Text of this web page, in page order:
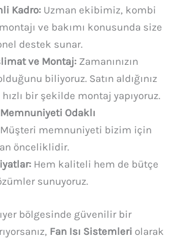
Kadro: Uzman ekibimiz, kombi
ve bakımı konusunda size
destek sunar.
ve Montaj: Zamanınızın
biliyoruz. Satın aldığınız
bir şekilde montaj yapıyoruz.
Odaklı
Müşteri memnuniyeti bizim için
önceliklidir.
Hem kaliteli hem de bütçe
sunuyoruz.
bölgesinde güvenilir bir
Fan Isı Sistemleri olarak